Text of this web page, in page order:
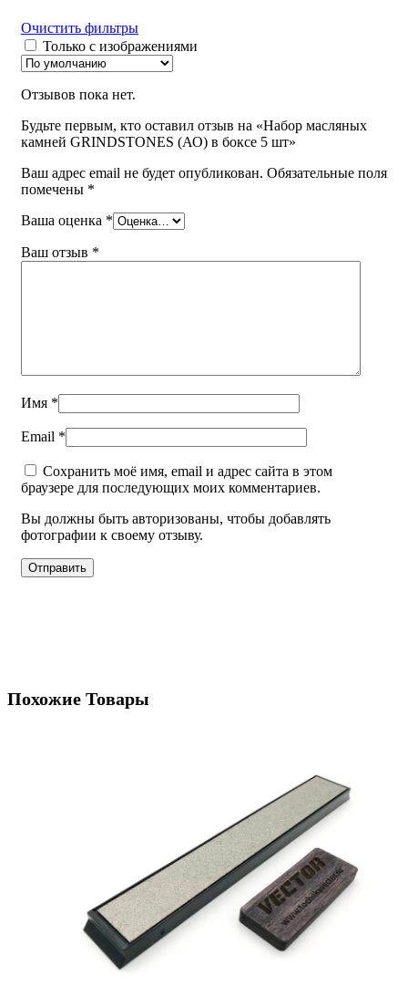
Очистить фильтры
Только с изображениями
Отзывов пока нет.
Будьте первым, кто оставил отзыв на «Набор масляных
камней GRINDSTONES (АО) в боксе 5 шт»
Ваш адрес email не будет опубликован. Обязательные поля
помечены *
Ваша оценка *
Ваш отзыв *
Имя *
Email *
Сохранить моё имя, email и адрес сайта в этом
браузере для последующих моих комментариев.
Вы должны быть авторизованы, чтобы добавлять
фотографии к своему отзыву.
Похожие Товары